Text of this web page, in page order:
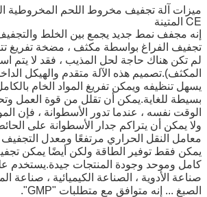
ميزات آلة تجفيف مخروط اللحم المخروطية
CE المتينة
إنه مجفف نمط جديد يجمع بين الخلط
تجفيف الفراغ بواسطة مكثف ، مضخة تفريغ
لم تكن هناك حاجة لحل المذيب ، فقد لا يتم
المكثف).تصميم هذه الآلة متقدم والهيكل
يسهل تنظيفه ويمكن تفريغ المواد الخام
بسيطة للغاية.يمكن أن تقلل من قوة العمل
الوقت نفسه ، عندما تدور الأسطوانة ، فإن
ولا يمكن أن يتراكم جدار الأسطوانة على
معامل النقل الحراري مرتفعًا ومعدل التجفيف
يمكن فقط توفير الطاقة ولكن أيضًا يمكن
كامل وموحد وجودة المنتجات جيدة.يستخدم
صناعة الأدوية ، الصناعة الكيميائية ، صناعة
الصبغ ... إنه متوافق مع متطلبات "GMP".